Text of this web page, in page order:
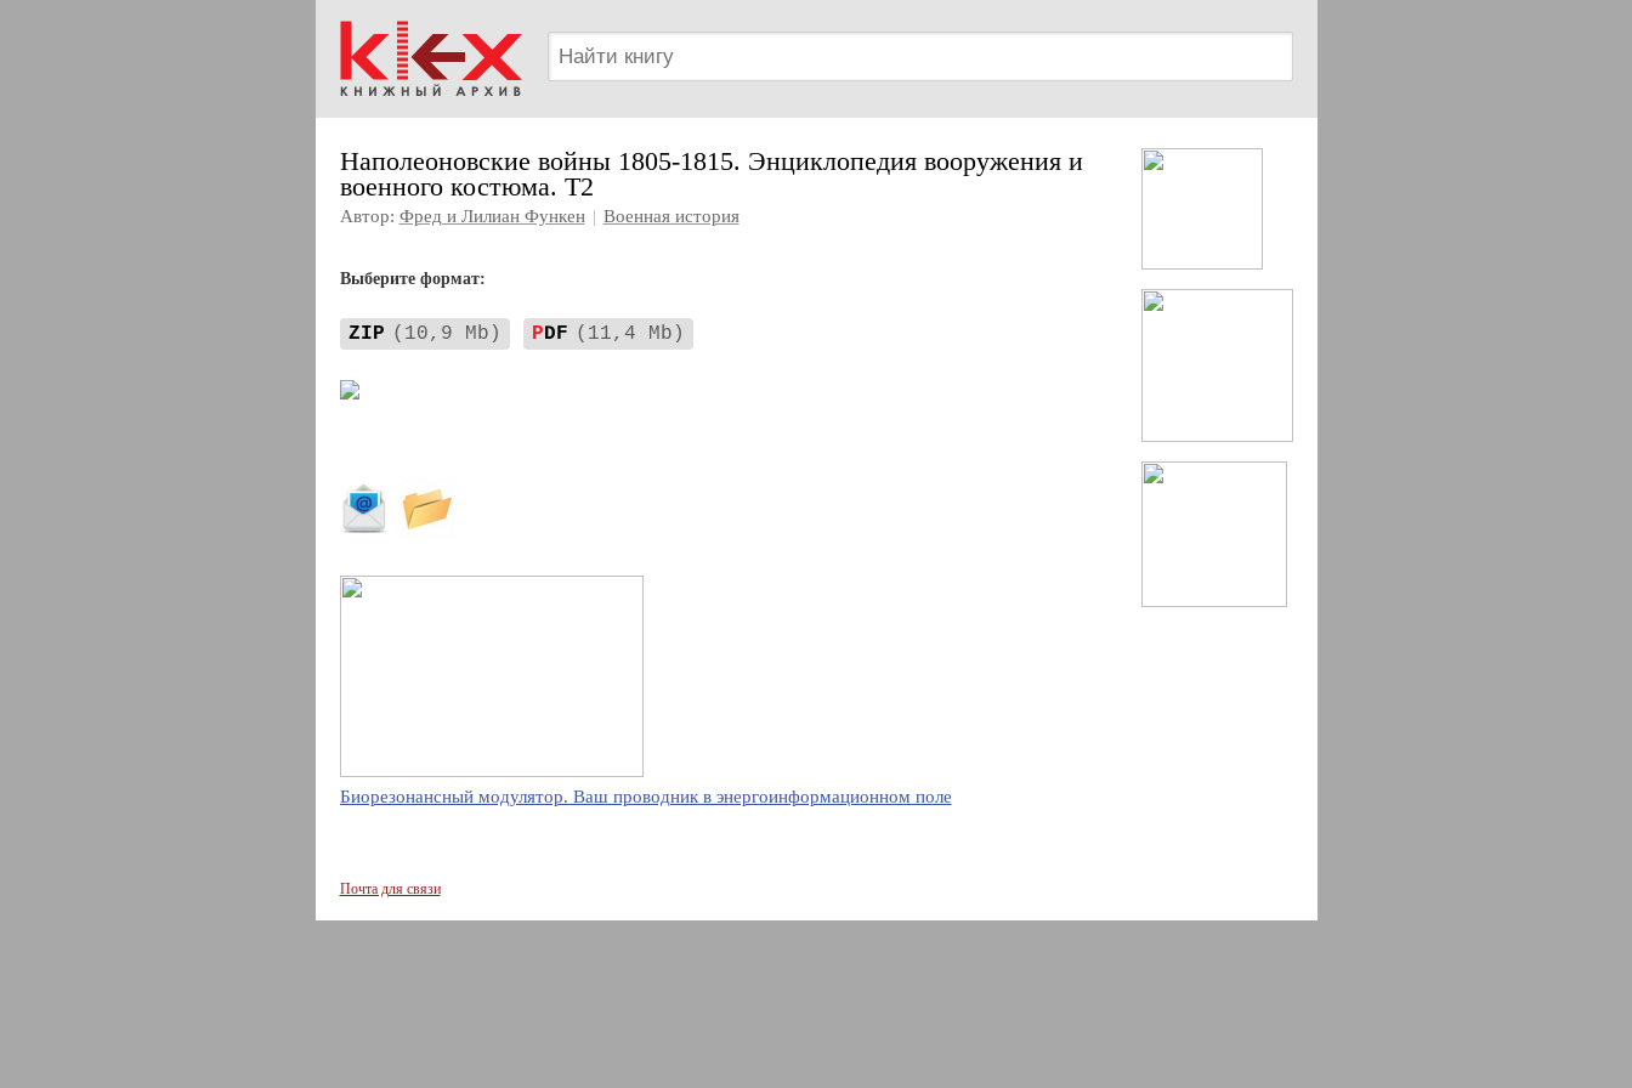
Наполеоновские войны 1805-1815. Энциклопедия вооружения и
военного костюма. Т2
Автор: Фред и Лилиан Функен | Военная история
Выберите формат:
ZIP (10,9 Mb) PDF (11,4 Mb)
Биорезонансный модулятор. Ваш проводник в энергоинформационном поле
Почта для связи